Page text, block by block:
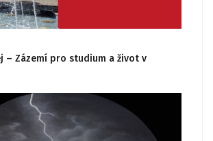
– Zázemí pro studium a život v